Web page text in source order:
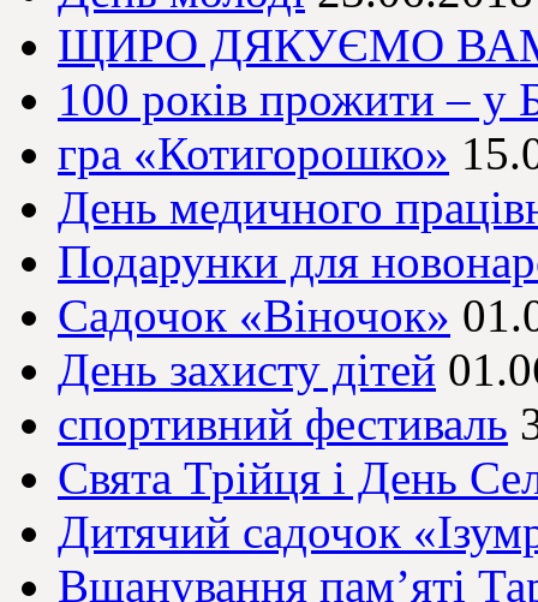
ЩИРО ДЯКУЄМО
100 років прожити – у
гра «Котигорошко»
День медичного
Подарунки для
Садочок «Віночок»
День захисту дітей
спортивний фестиваль
Свята Трійця і День
Дитячий садочок
Вшанування пам’яті